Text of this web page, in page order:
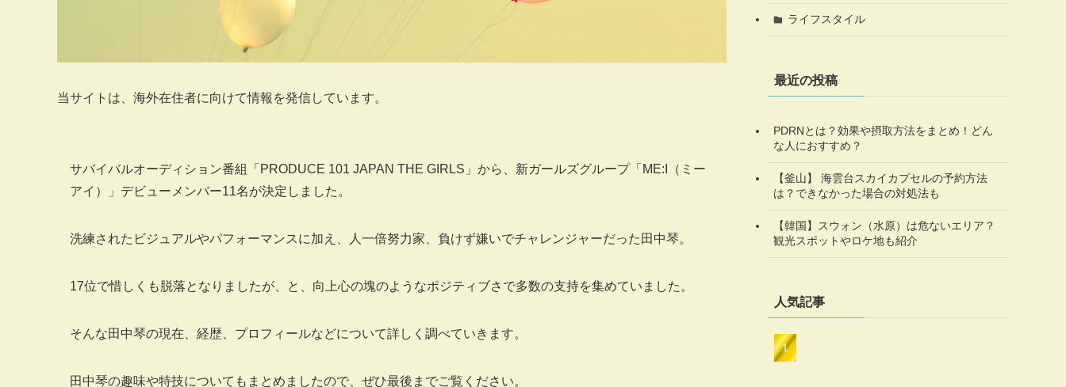
当サイトは、海外在住者に向けて情報を発信しています。
サバイバルオーディション番組「PRODUCE 101 JAPAN THE GIRLS」から、新ガールズグループ「ME:I（ミー
アイ）」デビューメンバー11名が決定しました。
洗練されたビジュアルやパフォーマンスに加え、人一倍努力家、負けず嫌いでチャレンジャーだった田中琴。
17位で惜しくも脱落となりましたが、と、向上心の塊のようなポジティブさで多数の支持を集めていました。
そんな田中琴の現在、経歴、プロフィールなどについて詳しく調べていきます。
田中琴の趣味や特技についてもまとめましたので、ぜひ最後までご覧ください。
ライフスタイル
最近の投稿
PDRNとは？効果や摂取方法をまとめ！どん
な人におすすめ？
【釜山】 海雲台スカイカプセルの予約方法
は？できなかった場合の対処法も
【韓国】スウォン（水原）は危ないエリア？
観光スポットやロケ地も紹介
人気記事